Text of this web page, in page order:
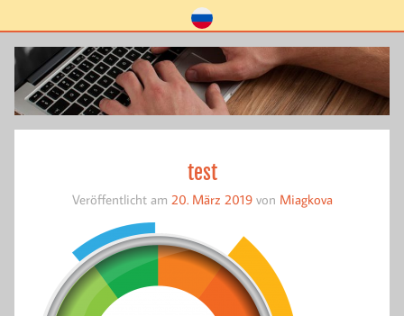
test
Veröffentlicht am 20. März 2019von Miagkova